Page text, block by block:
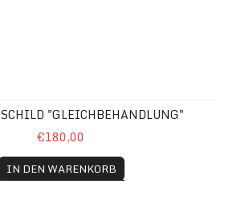
"GLEICHBEHANDLUNG"
€180,00
IN DEN WARENKORB